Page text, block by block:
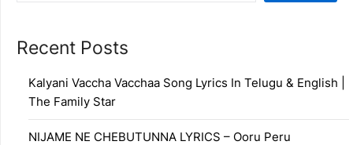
Recent Posts
Kalyani Vaccha Vacchaa Song Lyrics In Telugu & English |
The Family Star
NIJAME NE CHEBUTUNNA LYRICS – Ooru Peru